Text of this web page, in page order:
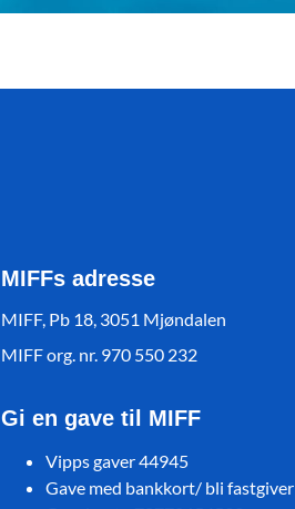
MIFFs adresse
MIFF, Pb 18, 3051 Mjøndalen
MIFF org. nr. 970 550 232
Gi en gave til MIFF
Vipps gaver 44945
Gave med bankkort/ bli fastgiver